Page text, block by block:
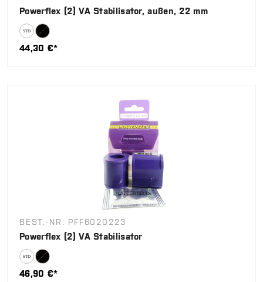
Powerflex (2) VA Stabilisator, außen, 22 mm
44,30 €*
BEST.-NR. PFF6020223
Powerflex (2) VA Stabilisator
46,90 €*